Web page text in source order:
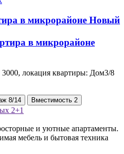
в микрорайоне Новый
локация квартиры: Дом3/8
8/14 Вместимость 2
2+1
и уютные апартаменты.
мебель и бытовая техника